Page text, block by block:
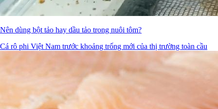
Nên dùng bột tảo hay dầu tảo trong nuôi tôm?
Cá rô phi Việt Nam trước khoảng trống mới của thị trường toàn cầu